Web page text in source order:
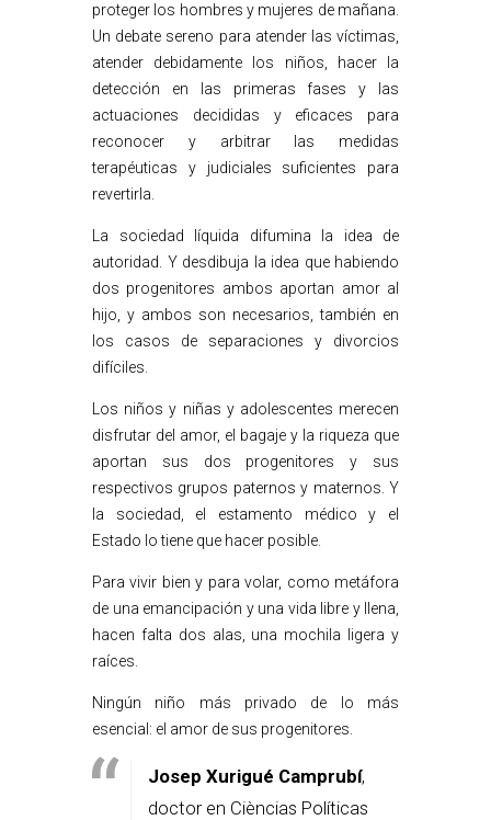
proteger los hombres y mujeres de mañana.
Un debate sereno para atender las víctimas,
atender debidamente los niños, hacer la
detección en las primeras fases y las
actuaciones decididas y eficaces para
reconocer y arbitrar las medidas
terapéuticas y judiciales suficientes para
revertirla.
La sociedad líquida difumina la idea de
autoridad. Y desdibuja la idea que habiendo
dos progenitores ambos aportan amor al
hijo, y ambos son necesarios, también en
los casos de separaciones y divorcios
difíciles.
Los niños y niñas y adolescentes merecen
disfrutar del amor, el bagaje y la riqueza que
aportan sus dos progenitores y sus
respectivos grupos paternos y maternos. Y
la sociedad, el estamento médico y el
Estado lo tiene que hacer posible.
Para vivir bien y para volar, como metáfora
de una emancipación y una vida libre y llena,
hacen falta dos alas, una mochila ligera y
raíces.
Ningún niño más privado de lo más
esencial: el amor de sus progenitores.
Josep Xurigué Camprubí,
doctor en Cièncias Políticas